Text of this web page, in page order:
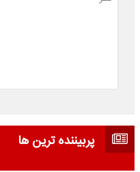
پربیننده ترین ها